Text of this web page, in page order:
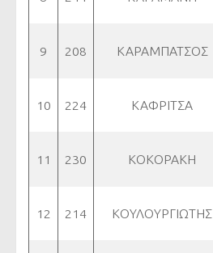
9 208 ΚΑΡΑΜΠΑΤΣΟΣ
10 224 ΚΑΦΡΙΤΣΑ
11 230 ΚΟΚΟΡΑΚΗ
12 214 ΚΟΥΛΟΥΡΓΙΩΤΗΣ